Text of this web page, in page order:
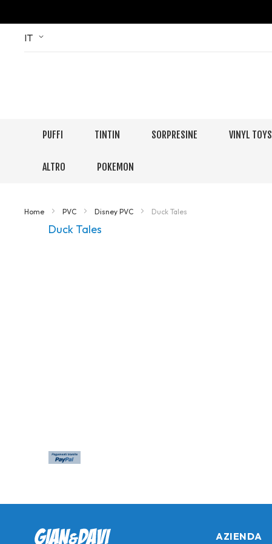
Skip
Language
IT
PUFFI TINTIN SORPRESINE VINYL TOYS
ALTRO POKEMON
Home PVC Disney PVC Duck Tales
Duck Tales
AZIENDA